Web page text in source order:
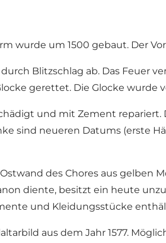
wurde um 1500 gebaut. Der
Blitzschlag ab. Das Feuer
gerettet. Die Glocke wurde
und mit Zement
sind neueren Datums (erste
des Chores aus
diente, besitzt ein heute
und Kleidungsstücke
aus dem Jahr 1577.